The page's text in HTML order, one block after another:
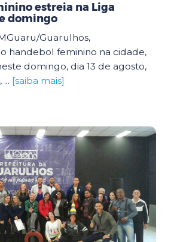
estreia na Liga
domingo
Guarulhos,
handebol feminino na cidade,
domingo, dia 13 de agosto,
[saiba mais]